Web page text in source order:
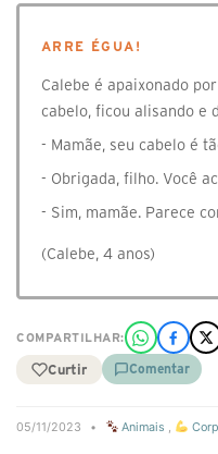
ARRE ÉGUA!
Calebe é apaixonado
cabelo, ficou alisando e
- Mamãe, seu cabelo é
- Obrigada, filho. Você
- Sim, mamãe. Parece
(Calebe, 4 anos)
COMPARTILHAR:
Curtir Comentar
05/11/2023 • Animais ,